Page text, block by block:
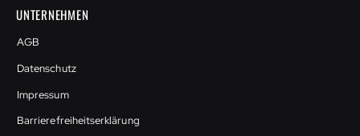
UNTERNEHMEN
AGB
Datenschutz
Impressum
Barrierefreiheitserklärung